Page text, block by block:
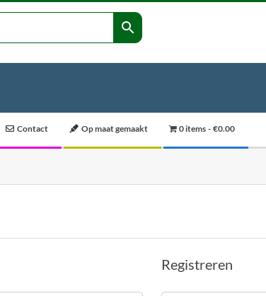
Contact Op maat gemaakt 0 items €0.00
Registreren